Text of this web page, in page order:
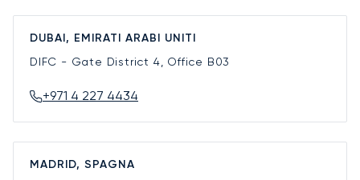
DUBAI, EMIRATI ARABI UNITI
DIFC - Gate District 4, Office B03
+971 4 227 4434
MADRID, SPAGNA